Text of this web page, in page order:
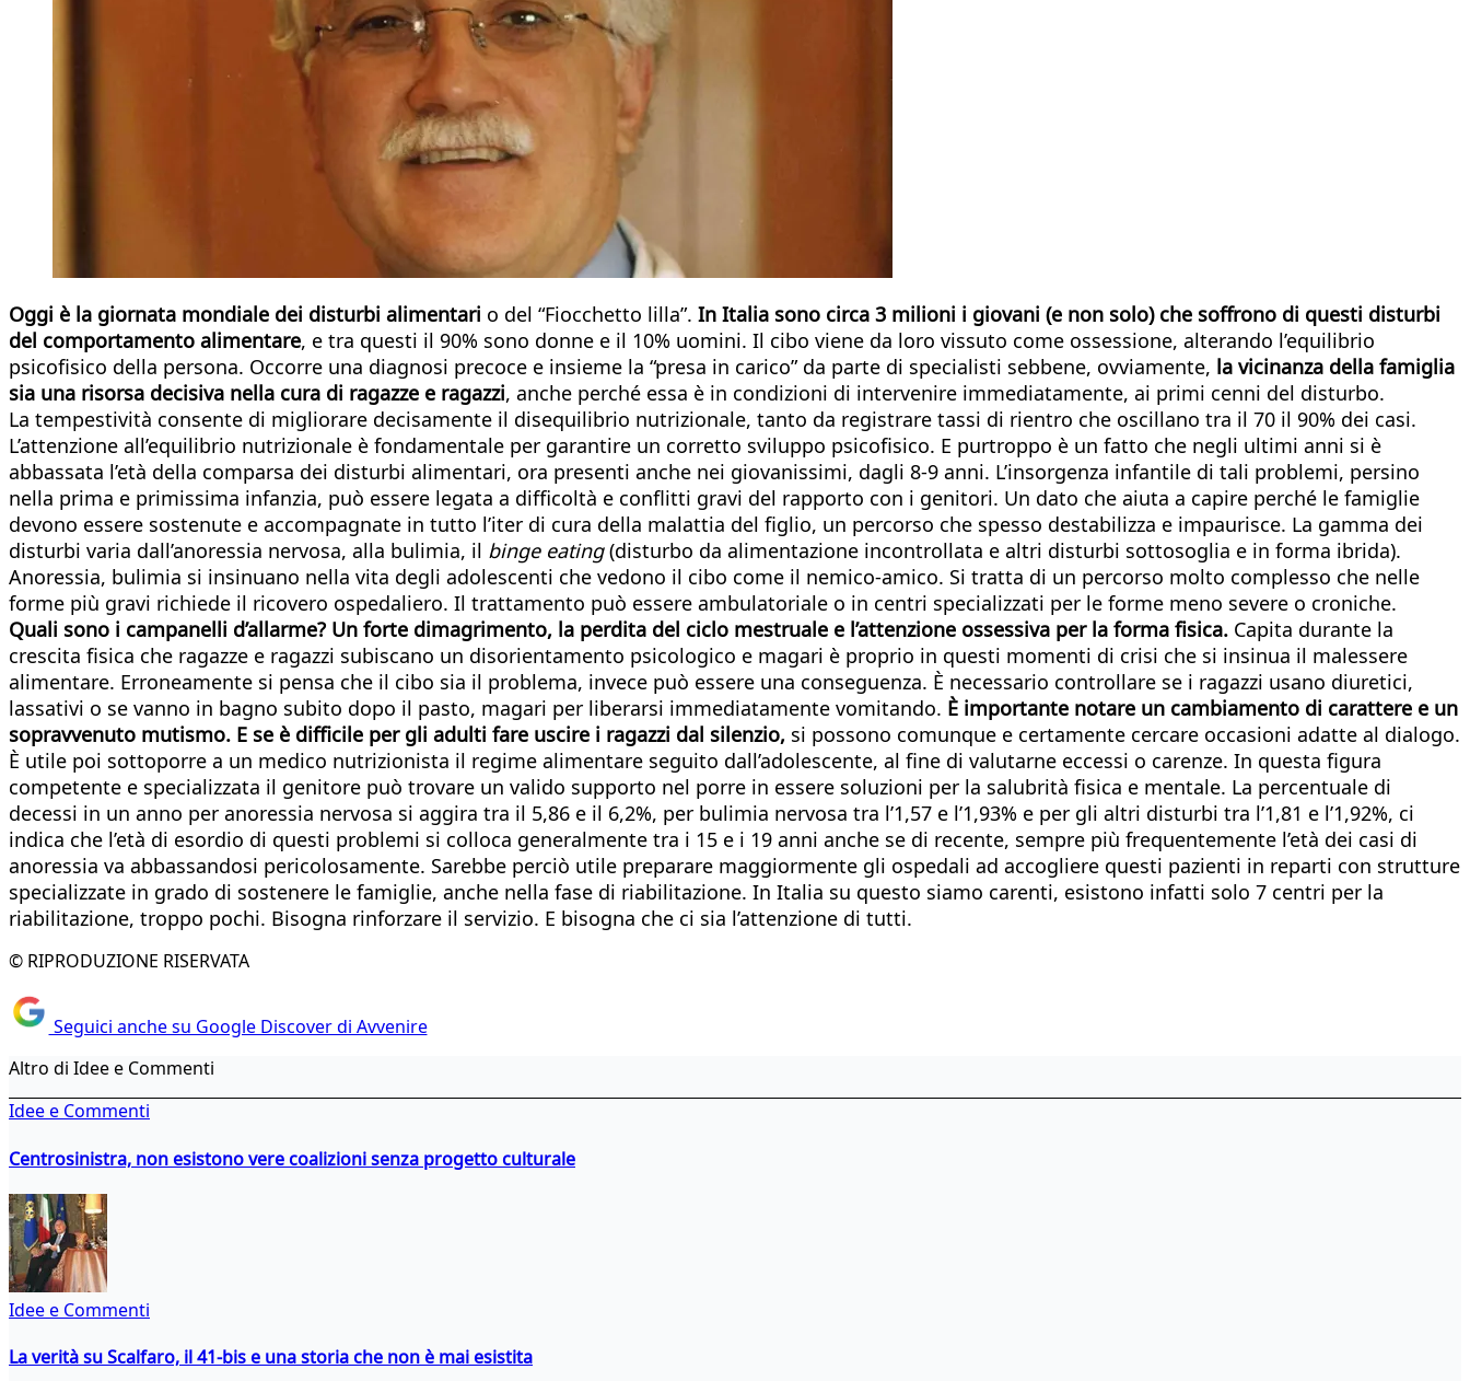
Oggi è la giornata mondiale dei disturbi alimentari o del “Fiocchetto lilla”. In Italia sono circa 3 milioni i giovani (e non solo) che soffrono di questi disturbi
del comportamento alimentare, e tra questi il 90% sono donne e il 10% uomini. Il cibo viene da loro vissuto come ossessione, alterando l’equilibrio
psicofisico della persona. Occorre una diagnosi precoce e insieme la “presa in carico” da parte di specialisti sebbene, ovviamente, la vicinanza della famiglia
sia una risorsa decisiva nella cura di ragazze e ragazzi, anche perché essa è in condizioni di intervenire immediatamente, ai primi cenni del disturbo.
La tempestività consente di migliorare decisamente il disequilibrio nutrizionale, tanto da registrare tassi di rientro che oscillano tra il 70 il 90% dei casi.
L’attenzione all’equilibrio nutrizionale è fondamentale per garantire un corretto sviluppo psicofisico. E purtroppo è un fatto che negli ultimi anni si è
abbassata l’età della comparsa dei disturbi alimentari, ora presenti anche nei giovanissimi, dagli 8-9 anni. L’insorgenza infantile di tali problemi, persino
nella prima e primissima infanzia, può essere legata a difficoltà e conflitti gravi del rapporto con i genitori. Un dato che aiuta a capire perché le famiglie
devono essere sostenute e accompagnate in tutto l’iter di cura della malattia del figlio, un percorso che spesso destabilizza e impaurisce. La gamma dei
disturbi varia dall’anoressia nervosa, alla bulimia, il binge eating(disturbo da alimentazione incontrollata e altri disturbi sottosoglia e in forma ibrida).
Anoressia, bulimia si insinuano nella vita degli adolescenti che vedono il cibo come il nemico-amico. Si tratta di un percorso molto complesso che nelle
forme più gravi richiede il ricovero ospedaliero. Il trattamento può essere ambulatoriale o in centri specializzati per le forme meno severe o croniche.
Quali sono i campanelli d’allarme? Un forte dimagrimento, la perdita del ciclo mestruale e l’attenzione ossessiva per la forma fisica. Capita durante la
crescita fisica che ragazze e ragazzi subiscano un disorientamento psicologico e magari è proprio in questi momenti di crisi che si insinua il malessere
alimentare. Erroneamente si pensa che il cibo sia il problema, invece può essere una conseguenza. È necessario controllare se i ragazzi usano diuretici,
lassativi o se vanno in bagno subito dopo il pasto, magari per liberarsi immediatamente vomitando. È importante notare un cambiamento di carattere e un
sopravvenuto mutismo. E se è difficile per gli adulti fare uscire i ragazzi dal silenzio, si possono comunque e certamente cercare occasioni adatte al dialogo.
È utile poi sottoporre a un medico nutrizionista il regime alimentare seguito dall’adolescente, al fine di valutarne eccessi o carenze. In questa figura
competente e specializzata il genitore può trovare un valido supporto nel porre in essere soluzioni per la salubrità fisica e mentale. La percentuale di
decessi in un anno per anoressia nervosa si aggira tra il 5,86 e il 6,2%, per bulimia nervosa tra l’1,57 e l’1,93% e per gli altri disturbi tra l’1,81 e l’1,92%, ci
indica che l’età di esordio di questi problemi si colloca generalmente tra i 15 e i 19 anni anche se di recente, sempre più frequentemente l’età dei casi di
anoressia va abbassandosi pericolosamente. Sarebbe perciò utile preparare maggiormente gli ospedali ad accogliere questi pazienti in reparti con strutture
specializzate in grado di sostenere le famiglie, anche nella fase di riabilitazione. In Italia su questo siamo carenti, esistono infatti solo 7 centri per la
riabilitazione, troppo pochi. Bisogna rinforzare il servizio. E bisogna che ci sia l’attenzione di tutti.
© RIPRODUZIONE RISERVATA
Seguici anche su Google Discover di Avvenire
Altro di Idee e Commenti
Idee e Commenti
Centrosinistra, non esistono vere coalizioni senza progetto culturale
Idee e Commenti
La verità su Scalfaro, il 41-bis e una storia che non è mai esistita